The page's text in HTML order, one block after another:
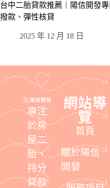
台中二胎貸款推薦｜陽信開發
撥款、彈性核貸
2025 年 12 月 18 日
專注
於房
屋二
胎、
持分
貸款
網站導
覽
首頁
關於陽信
開發